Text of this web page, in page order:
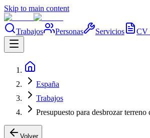
Skip to main content
Trabajos Personas Servicios CV
España
Trabajos
Presupuesto para desbrozar terreno
Volver